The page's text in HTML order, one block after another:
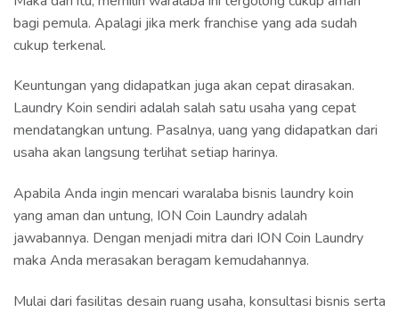
bagi pemula. Apalagi jika merk franchise yang ada sudah
cukup terkenal.
Keuntungan yang didapatkan juga akan cepat dirasakan.
Laundry Koin sendiri adalah salah satu usaha yang cepat
mendatangkan untung. Pasalnya, uang yang didapatkan dari
usaha akan langsung terlihat setiap harinya.
Apabila Anda ingin mencari waralaba bisnis laundry koin
yang aman dan untung, ION Coin Laundry adalah
jawabannya. Dengan menjadi mitra dari ION Coin Laundry
maka Anda merasakan beragam kemudahannya.
Mulai dari fasilitas desain ruang usaha, konsultasi bisnis serta